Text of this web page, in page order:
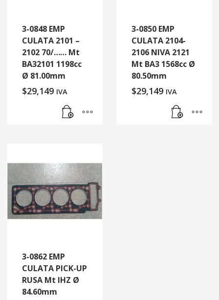
3-0848 EMP
CULATA 2101 –
2102 70/…… Mt
BA32101 1198cc
Ø 81.00mm
$29,149 IVA
3-0850 EMP
CULATA 2104-
2106 NIVA 2121
Mt BA3 1568cc Ø
80.50mm
$29,149 IVA
3-0862 EMP
CULATA PICK-UP
RUSA Mt IHZ Ø
84.60mm